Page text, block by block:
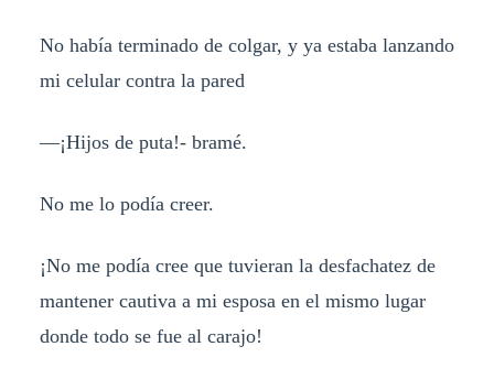
No había terminado de colgar, y ya estaba lanzando
mi celular contra la pared
—¡Hijos de puta!- bramé.
No me lo podía creer.
¡No me podía cree que tuvieran la desfachatez de
mantener cautiva a mi esposa en el mismo lugar
donde todo se fue al carajo!